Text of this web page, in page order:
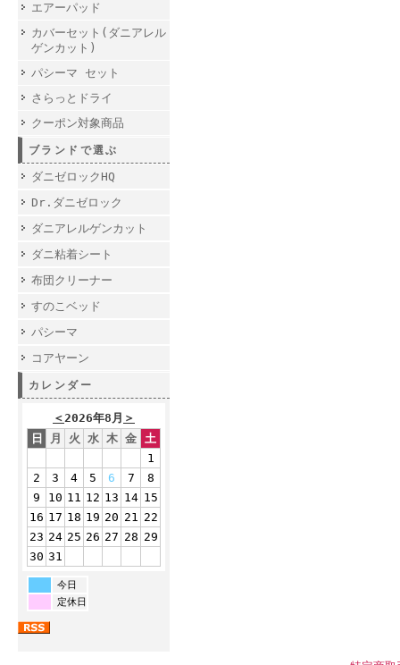
エアーパッド
カバーセット(ダニアレル
ゲンカット)
パシーマ セット
さらっとドライ
クーポン対象商品
ブランドで選ぶ
ダニゼロックHQ
Dr.ダニゼロック
ダニアレルゲンカット
ダニ粘着シート
布団クリーナー
すのこベッド
パシーマ
コアヤーン
カレンダー
＜2026年8月 ＞
日
月 火 水 木 金 土
1
2
3 4 5 6 7
8
9
10 11 12 13 14 15
16 17 18 19 20 21 22
23 24 25 26 27 28 29
30 31
今日
定休日